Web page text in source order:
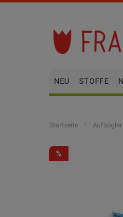
Inhalt
springen
NEU STOFFE
Startseite Aufbügler
Zum
Ende
-50%